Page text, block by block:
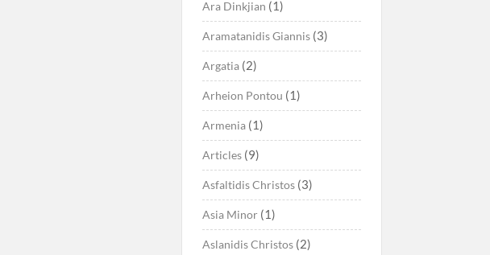
Ara Dinkjian (1)
Aramatanidis Giannis(3)
Argatia(2)
Arheion Pontou (1)
Armenia(1)
Articles(9)
Asfaltidis Christos(3)
Asia Minor(1)
Aslanidis Christos(2)